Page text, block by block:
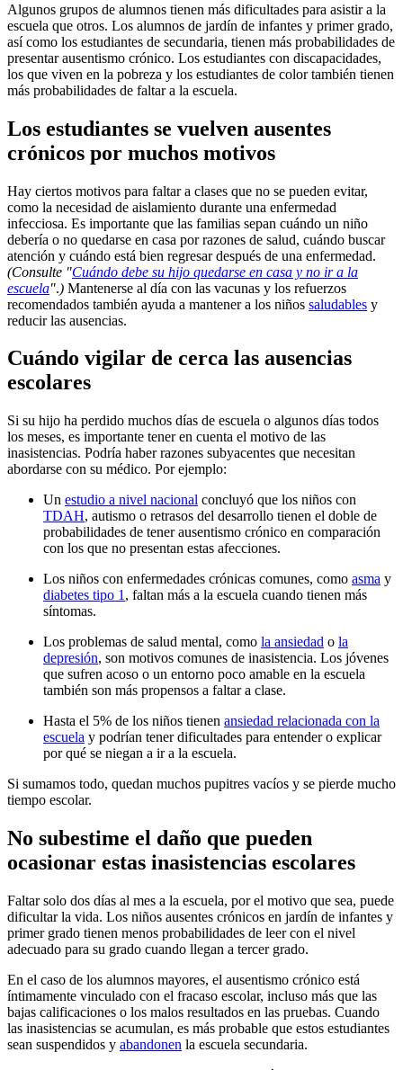
Algunos grupos de alumnos tienen más dificultades para asistir a la
escuela que otros. Los alumnos de jardín de infantes y primer grado,
así como los estudiantes de secundaria, tienen más probabilidades de
presentar ausentismo crónico. Los estudiantes con discapacidades,
los que viven en la pobreza y los estudiantes de color también tienen
más probabilidades de faltar a la escuela.
Los estudiantes se vuelven ausentes
crónicos por muchos motivos
Hay ciertos motivos para faltar a clases que no se pueden evitar,
como la necesidad de aislamiento durante una enfermedad
infecciosa. Es importante que las familias sepan cuándo un niño
debería o no quedarse en casa por razones de salud, cuándo buscar
atención y cuándo está bien regresar después de una enfermedad.
(Consulte "Cuándo debe su hijo quedarse en casa y no ir a la
escuela".) Mantenerse al día con las vacunas y los refuerzos
recomendados también ayuda a mantener a los niños saludables y
reducir las ausencias.
Cuándo vigilar de cerca las ausencias
escolares
Si su hijo ha perdido muchos días de escuela o algunos días todos
los meses, es importante tener en cuenta el motivo de las
inasistencias. Podría haber razones subyacentes que necesitan
abordarse con su médico. Por ejemplo:
Un estudio a nivel nacional concluyó que los niños con
TDAH, autismo o retrasos del desarrollo tienen el doble de
probabilidades de tener ausentismo crónico en comparación
con los que no presentan estas afecciones.
Los niños con enfermedades crónicas comunes, como asma y
diabetes tipo 1 , faltan más a la escuela cuando tienen más
síntomas.
Los problemas de salud mental, como la ansiedad o la
depresión, son motivos comunes de inasistencia. Los jóvenes
que sufren acoso o un entorno poco amable en la escuela
también son más propensos a faltar a clase.
Hasta el 5% de los niños tienen ansiedad relacionada con la
escuela y podrían tener dificultades para entender o explicar
por qué se niegan a ir a la escuela.
Si sumamos todo, quedan muchos pupitres vacíos y se pierde mucho
tiempo escolar.
No subestime el daño que pueden
ocasionar estas inasistencias escolares
Faltar solo dos días al mes a la escuela, por el motivo que sea, puede
dificultar la vida. Los niños ausentes crónicos en jardín de infantes y
primer grado tienen menos probabilidades de leer con el nivel
adecuado para su grado cuando llegan a tercer grado.
En el caso de los alumnos mayores, el ausentismo crónico está
íntimamente vinculado con el fracaso escolar, incluso más que las
bajas calificaciones o los malos resultados en las pruebas. Cuando
las inasistencias se acumulan, es más probable que estos estudiantes
sean suspendidos y abandonen la escuela secundaria.